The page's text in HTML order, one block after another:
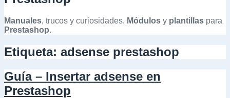
Manuales, trucos y curiosidades. Módulos y plantillas para
Prestashop.
Etiqueta: adsense prestashop
Guía – Insertar adsense en
Prestashop